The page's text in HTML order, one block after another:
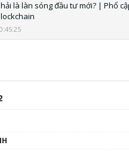
là làn sóng đầu tư mới? | Phổ